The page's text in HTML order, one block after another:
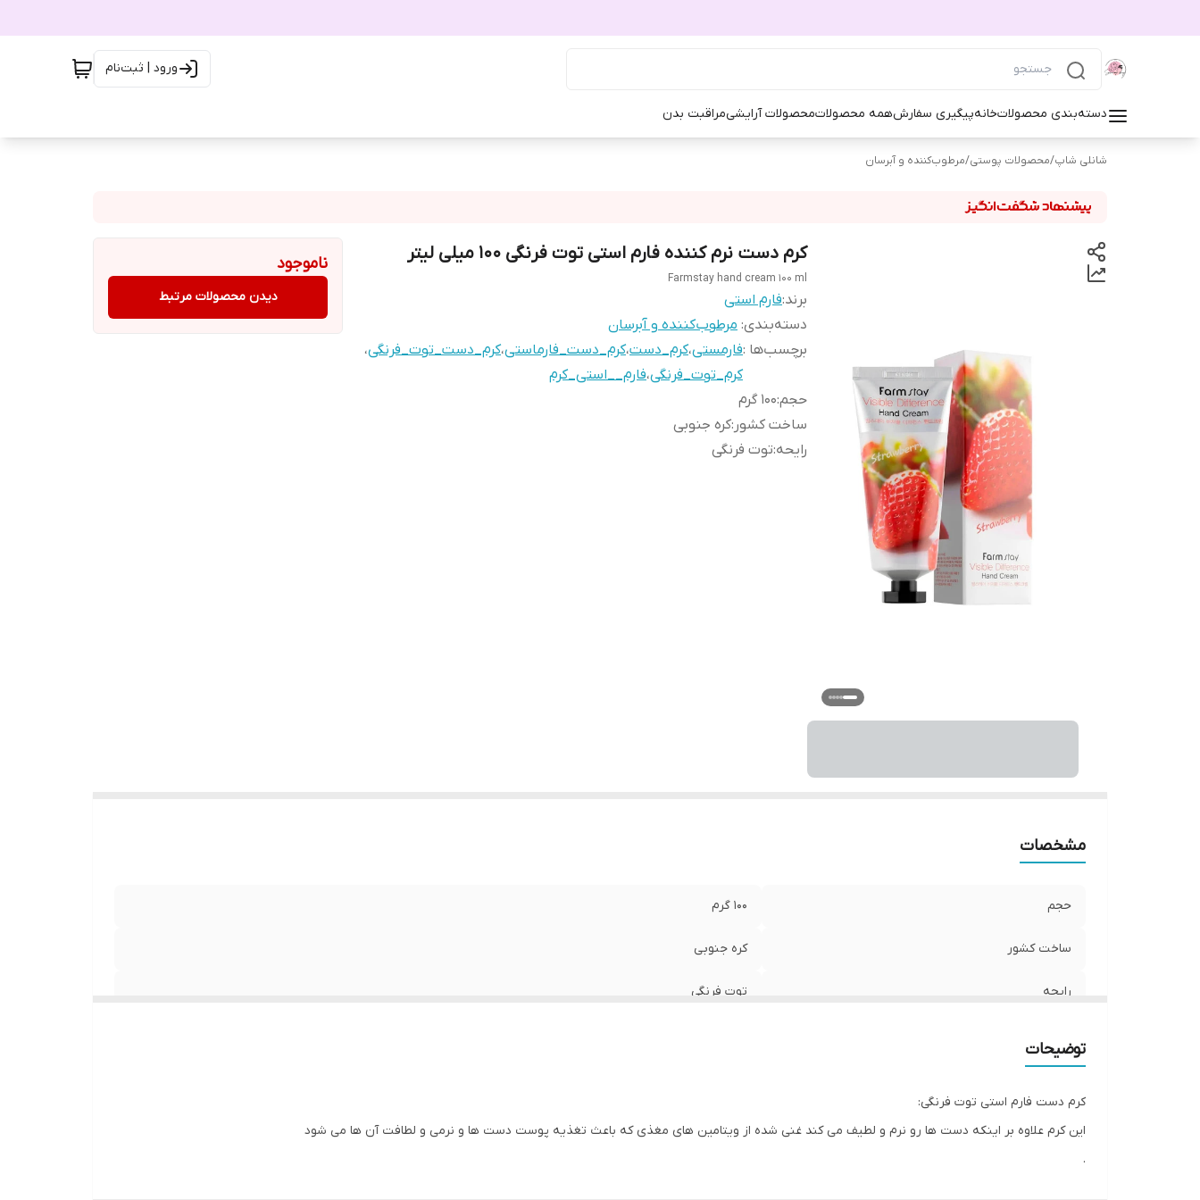
ورود | ثبت‌نام
دسته‌بندی محصولاتخانهپیگیری سفارشهمه محصولاتمحصولات آرایشیمراقبت بدن
شانلی شاپ/محصولات پوستی/مرطوب‌کننده و آبرسان
کرم دست نرم کننده فارم استی توت فرنگی ۱۰۰ میلی لیتر
Farmstay hand cream 100 ml
برند:فارم استی
دسته‌بندی: مرطوب‌کننده و آبرسان
برچسب‌ها :فارمستی،کرم_دست،کرم_دست_فارماستی،کرم_دست_توت_فرنگی،
کرم_توت_فرنگی،فارم__استی_کرم
حجم:۱۰۰ گرم
ساخت کشور :کره جنوبی
رایحه:توت فرنگی
ناموجود
دیدن محصولات مرتبط
مشخصات
حجم ۱۰۰ گرم
ساخت کشور کره جنوبی
رایحه توت فرنگی
توضیحات
کرم دست فارم استی توت فرنگی:
این کرم علاوه بر اینکه دست ها رو نرم و لطیف می کند غنی شده از ویتامین های مغذی که باعث تغذیه پوست دست ها و نرمی و لطافت آن ها می شود
.